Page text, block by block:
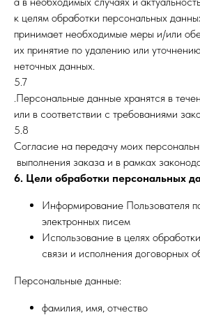
к целям обработки персональных
принимает необходимые меры и/или
их принятие по удалению или
неточных данных.
5.7
.Персональные данные хранятся в
или в соответствии с требованиями
5.8
Согласие на передачу моих
выполнения заказа и в рамках
6. Цели обработки персональных
Информирование Пользователя
электронных писем
Использование в целях
связи и исполнения договорных
Персональные данные:
фамилия, имя, отчество